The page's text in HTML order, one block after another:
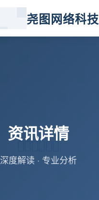
尧图网络科技
资讯详情
深度解读 · 专业分析